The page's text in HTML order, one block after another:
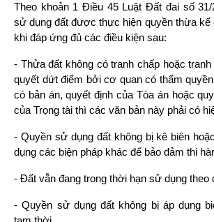
Theo khoản 1 Điều 45 Luật Đất đai số
sử dụng đất được thực hiện quyền thừa kế
khi đáp ứng đủ các điều kiện sau:
- Thửa đất không có tranh chấp hoặc
quyết dứt điểm bởi cơ quan có thẩm
có bản án, quyết định của Tòa án hoặc
của Trọng tài thì các văn bản này phải có
- Quyền sử dụng đất không bị kê biên
dụng các biện pháp khác để bảo đảm thi
- Đất vẫn đang trong thời hạn sử dụng theo
- Quyền sử dụng đất không bị áp dụng